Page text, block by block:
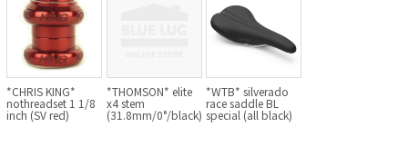
*CHRIS KING*
nothreadset 1 1/8
inch (SV red)
*THOMSON* elite
x4 stem
(31.8mm/0°/black)
*WTB* silverado
race saddle BL
special (all black)
CRUST BIKES
VELO ORANGE